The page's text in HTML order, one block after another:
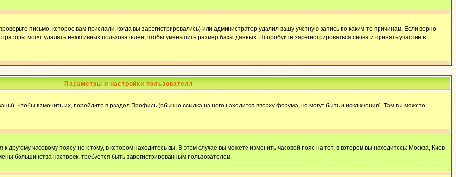
письмо, которое вам прислали, когда вы зарегистрировались) или администратор удалил вашу учётную запись по каким-то причинам. Если верно
могут удалять неактивных пользователей, чтобы уменьшить размер базы данных. Попробуйте зарегистрироваться снова и принять участие в
Параметры и настройки пользователя
Чтобы изменить их, перейдите в раздел Профиль (обычно ссылка на него находится вверху форума, но могут быть и исключения). Там вы можете
часовому поясу, не к тому, в котором находитесь вы. В этом случае вы можете изменить часовой пояс на тот, в котором вы находитесь: Москва, Киев
большинства настроек, требуется быть зарегистрированным пользователем.